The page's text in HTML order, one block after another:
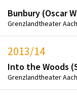
Bunbury (Oscar
Grenzlandtheater
2013/14
Into the Woods
Grenzlandtheater